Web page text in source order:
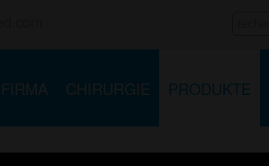
FIRMA CHIRURGIE PRODUKTE